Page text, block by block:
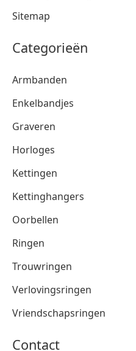
Sitemap
Categorieën
Armbanden
Enkelbandjes
Graveren
Horloges
Kettingen
Kettinghangers
Oorbellen
Ringen
Trouwringen
Verlovingsringen
Vriendschapsringen
Contact